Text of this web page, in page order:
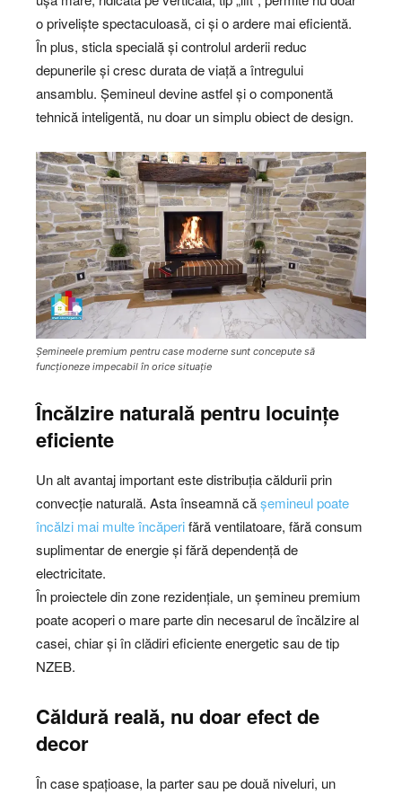
o priveliște spectaculoasă, ci și o ardere mai eficientă.
În plus, sticla specială și controlul arderii reduc
depunerile și cresc durata de viață a întregului
ansamblu. Șemineul devine astfel și o componentă
tehnică inteligentă, nu doar un simplu obiect de design.
Șemineele premium pentru case moderne sunt concepute să
funcționeze impecabil în orice situație
Încălzire naturală pentru locuințe
eficiente
Un alt avantaj important este distribuția căldurii prin
convecție naturală. Asta înseamnă cășemineul poate
încălzi mai multe încăperifără ventilatoare, fără consum
suplimentar de energie și fără dependență de
electricitate.
În proiectele din zone rezidențiale, un șemineu premium
poate acoperi o mare parte din necesarul de încălzire al
casei, chiar și în clădiri eficiente energetic sau de tip
NZEB.
Căldură reală, nu doar efect de
decor
În case spațioase, la parter sau pe două niveluri, un